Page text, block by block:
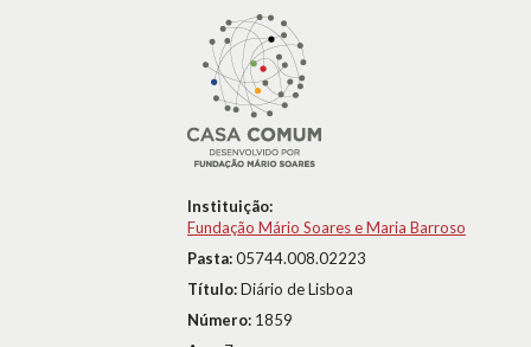
Instituição:
Fundação Mário Soares e Maria Barroso
Pasta:05744.008.02223
Título:Diário de Lisboa
Número: 1859